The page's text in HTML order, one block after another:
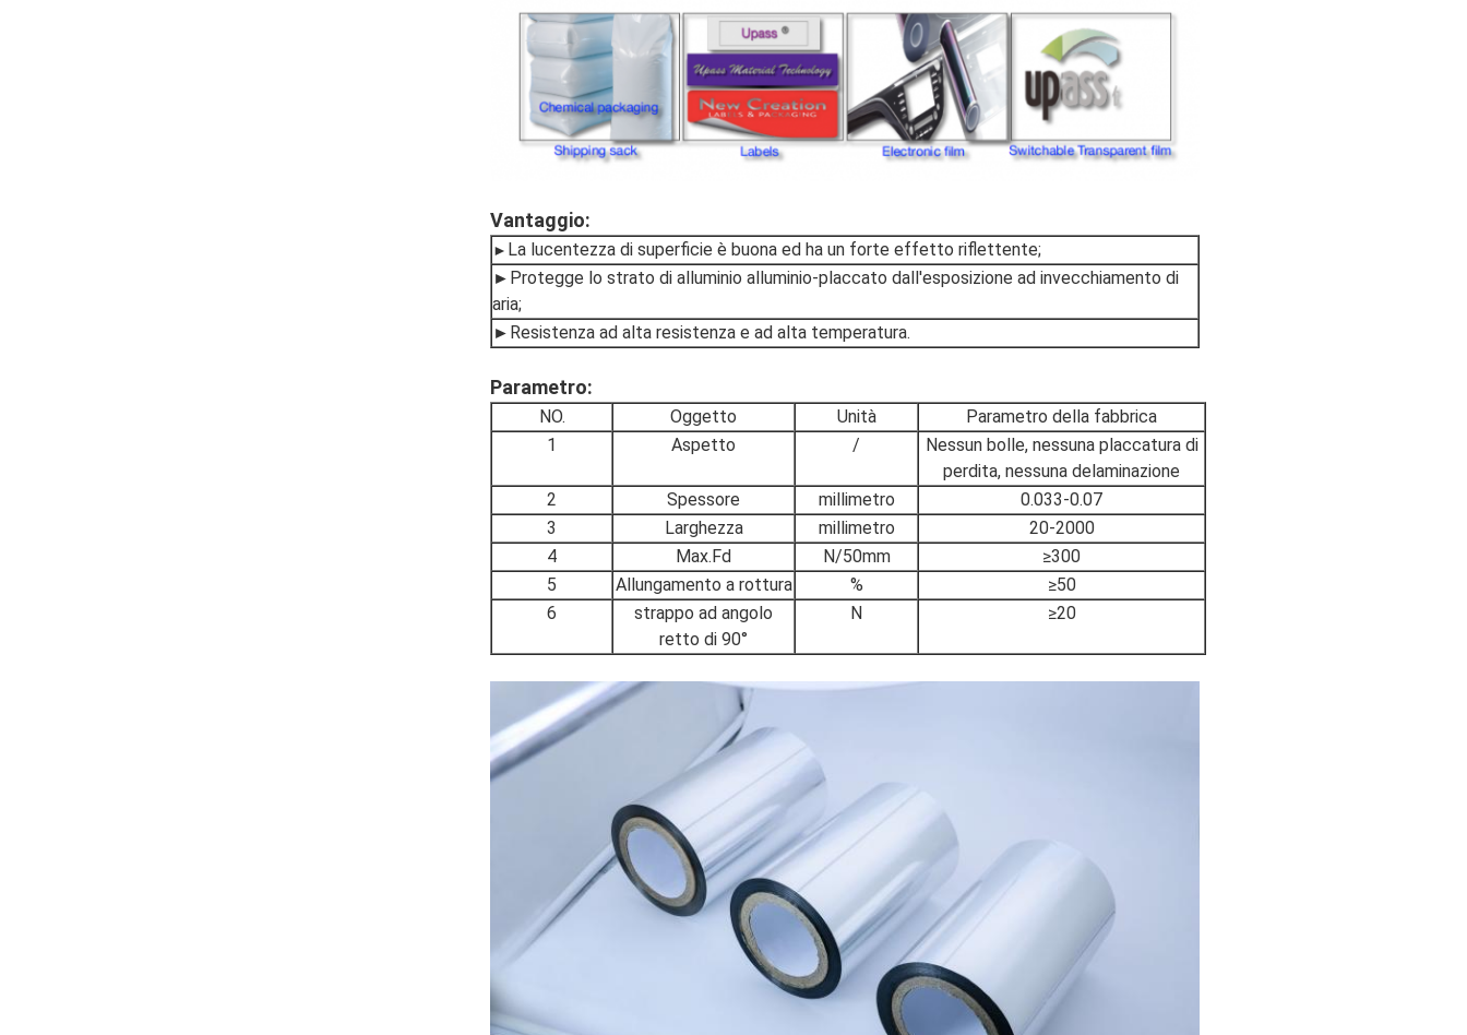
Vantaggio:
► La lucentezza di superficie è buona ed ha un forte effetto riflettente;
►Protegge lo strato di alluminio alluminio-placcato dall'esposizione ad invecchiamento di
aria;
►Resistenza ad alta resistenza e ad alta temperatura.
Parametro:
NO. Oggetto Unità
Parametro della fabbrica
1
Aspetto /
Nessun bolle, nessuna placcatura di
perdita, nessuna delaminazione
2
Spessore millimetro
0.033-0.07
3
Larghezza millimetro
20-2000
4
Max.Fd N/50mm
≥300
5
Allungamento a rottura %
≥50
6
strappo ad angolo
retto di 90°
N ≥20